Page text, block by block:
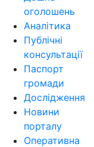
оголошень
Аналітика
Публічні
консультації
Паспорт
громади
Дослідження
Новини
порталу
Оперативна